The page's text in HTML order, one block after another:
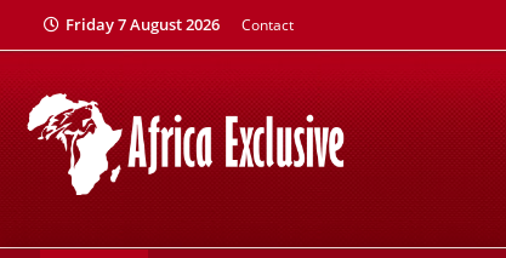
Friday 7 August 2026 Contact